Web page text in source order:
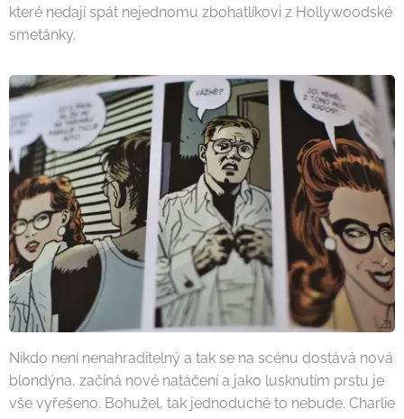
které nedají spát nejednomu zbohatlíkovi z Hollywoodské
smetánky.
Nikdo není nenahraditelný a tak se na scénu dostává nová
blondýna, začíná nové natáčení a jako lusknutím prstu je
vše vyřešeno. Bohužel, tak jednoduché to nebude. Charlie